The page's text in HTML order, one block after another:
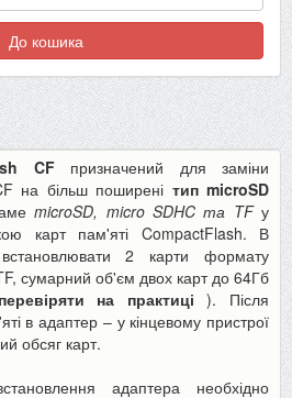
До кошика
CFпризначений для заміни
на більш поширені тип microSD
microSD, micro SDHC та TFу
карт пам'яті CompactFlash. В
2 карти формату
сумарний об'єм двох карт до 64Гб
на практиці ). Після
в адаптер – у кінцевому пристрої
обсяг карт.
адаптера необхідно